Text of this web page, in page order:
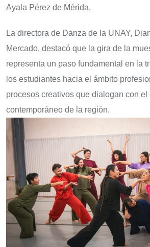
Ayala Pérez de Mérida.
La directora de Danza de la UNAY,
Mercado, destacó que la gira de la
representa un paso fundamental en la
los estudiantes hacia el ámbito
procesos creativos que dialogan con el
contemporáneo de la región.